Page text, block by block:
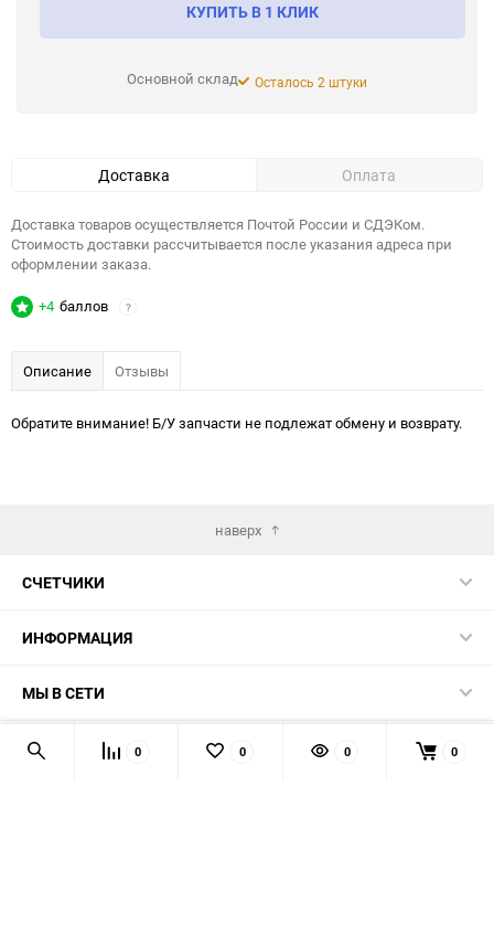
КУПИТЬ В 1 КЛИК
Основной склад Осталось 2 штуки
Доставка Оплата
Доставка товаров осуществляется Почтой России и СДЭКом.
Стоимость доставки рассчитывается после указания адреса при
оформлении заказа.
+4 баллов ?
Описание Отзывы
Обратите внимание! Б/У запчасти не подлежат обмену и возврату.
наверх
СЧЕТЧИКИ
ИНФОРМАЦИЯ
МЫ В СЕТИ
КОНТАКТЫ 0 0 0 0